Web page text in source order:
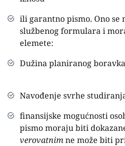
ili garantno pismo. Ono
službenog formulara i
elemete:
Dužina planiranog boravka
Navođenje svrhe
finansijske mogućnosti
pismo moraju biti
verovatnimne može biti